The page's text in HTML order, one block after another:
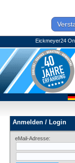
Eickmeyer24
Anmelden / Login
eMail-Adresse: